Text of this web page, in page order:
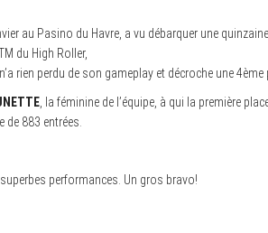
au Pasino du Havre, a vu débarquer une
du High Roller,
rien perdu de son gameplay et décroche une
, la féminine de l’équipe, à qui la première
de 883 entrées.
performances. Un gros bravo!